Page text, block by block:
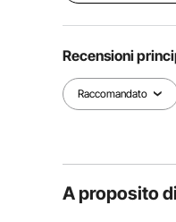
Recensioni
Raccomandato
A proposito